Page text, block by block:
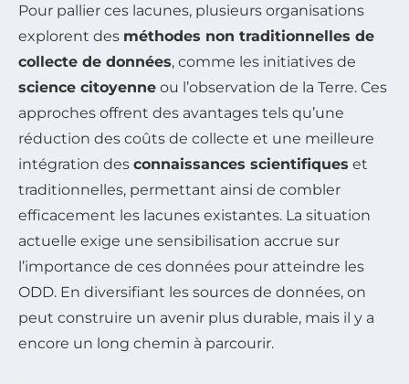
Pour pallier ces lacunes, plusieurs organisations
explorent des méthodes non traditionnelles de
collecte de données, comme les initiatives de
science citoyenne ou l’observation de la Terre. Ces
approches offrent des avantages tels qu’une
réduction des coûts de collecte et une meilleure
intégration des connaissances scientifiques et
traditionnelles, permettant ainsi de combler
efficacement les lacunes existantes. La situation
actuelle exige une sensibilisation accrue sur
l’importance de ces données pour atteindre les
ODD. En diversifiant les sources de données, on
peut construire un avenir plus durable, mais il y a
encore un long chemin à parcourir.